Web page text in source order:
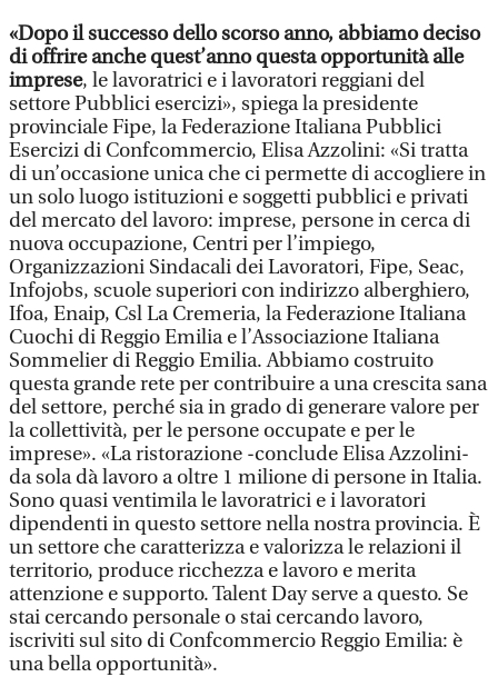
«Dopo il successo dello scorso anno, abbiamo deciso
di offrire anche quest’anno questa opportunità alle
imprese, le lavoratrici e i lavoratori reggiani del
settore Pubblici esercizi», spiega la presidente
provinciale Fipe, la Federazione Italiana Pubblici
Esercizi di Confcommercio, Elisa Azzolini: «Si tratta
di un’occasione unica che ci permette di accogliere in
un solo luogo istituzioni e soggetti pubblici e privati
del mercato del lavoro: imprese, persone in cerca di
nuova occupazione, Centri per l’impiego,
Organizzazioni Sindacali dei Lavoratori, Fipe, Seac,
Infojobs, scuole superiori con indirizzo alberghiero,
Ifoa, Enaip, Csl La Cremeria, la Federazione Italiana
Cuochi di Reggio Emilia e l’Associazione Italiana
Sommelier di Reggio Emilia. Abbiamo costruito
questa grande rete per contribuire a una crescita sana
del settore, perché sia in grado di generare valore per
la collettività, per le persone occupate e per le
imprese». «La ristorazione -conclude Elisa Azzolini-
da sola dà lavoro a oltre 1 milione di persone in Italia.
Sono quasi ventimila le lavoratrici e i lavoratori
dipendenti in questo settore nella nostra provincia. È
un settore che caratterizza e valorizza le relazioni il
territorio, produce ricchezza e lavoro e merita
attenzione e supporto. Talent Day serve a questo. Se
stai cercando personale o stai cercando lavoro,
iscriviti sul sito di Confcommercio Reggio Emilia: è
una bella opportunità».